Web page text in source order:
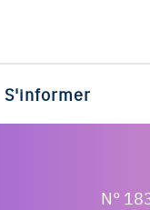
S'informer
N°